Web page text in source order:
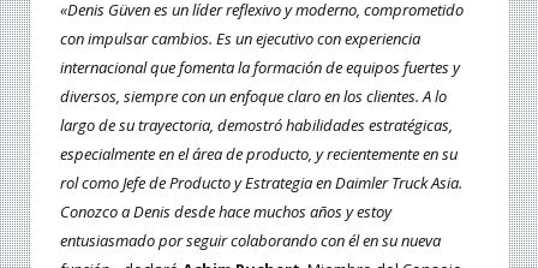
«Denis Güven es un líder reflexivo y moderno, comprometido
con impulsar cambios. Es un ejecutivo con experiencia
internacional que fomenta la formación de equipos fuertes y
diversos, siempre con un enfoque claro en los clientes. A lo
largo de su trayectoria, demostró habilidades estratégicas,
especialmente en el área de producto, y recientemente en su
rol como Jefe de Producto y Estrategia en Daimler Truck Asia.
Conozco a Denis desde hace muchos años y estoy
entusiasmado por seguir colaborando con él en su nueva